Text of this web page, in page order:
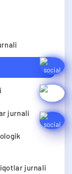
jurnali
jurnali